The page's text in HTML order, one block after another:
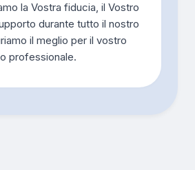
la Vostra fiducia, il Vostro
durante tutto il nostro
il meglio per il vostro
professionale.